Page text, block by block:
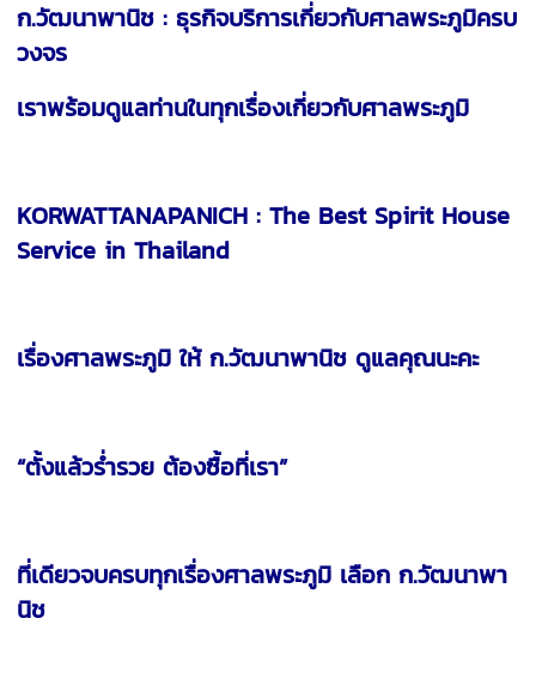
ก.วัฒนาพานิช : ธุรกิจบริการเกี่ยวกับศาลพระภูมิครบ
วงจร
เราพร้อมดูแลท่านในทุกเรื่องเกี่ยวกับศาลพระภูมิ
KORWATTANAPANICH : The Best Spirit House
Service in Thailand
เรื่องศาลพระภูมิ ให้ ก.วัฒนาพานิช ดูแลคุณนะคะ
“ตั้งแล้วร่ำรวย ต้องซื้อที่เรา”
ที่เดียวจบครบทุกเรื่องศาลพระภูมิ เลือก ก.วัฒนาพา
นิช